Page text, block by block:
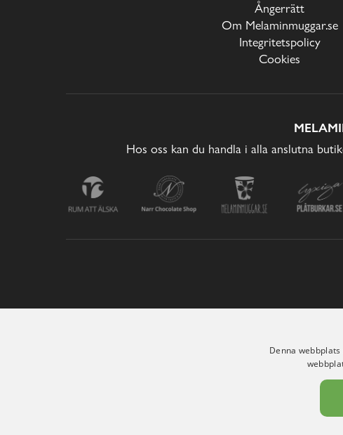
Ångerrätt
Om Melaminmuggar.se
Integritetspolicy
Cookies
Hos oss kan du handla i alla anslutna
Denna